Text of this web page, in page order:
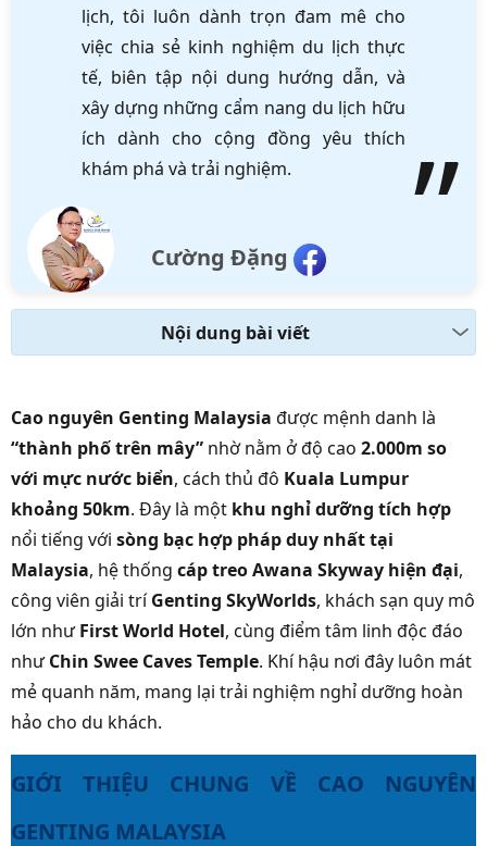
lịch, tôi luôn dành trọn đam mê cho
việc chia sẻ kinh nghiệm du lịch thực
tế, biên tập nội dung hướng dẫn, và
xây dựng những cẩm nang du lịch hữu
ích dành cho cộng đồng yêu thích
khám phá và trải nghiệm.
Cường Đặng
Nội dung bài viết
Cao nguyên Genting Malaysia được mệnh danh là
“thành phố trên mây” nhờ nằm ở độ cao 2.000m so
với mực nước biển, cách thủ đô Kuala Lumpur
khoảng 50km. Đây là một khu nghỉ dưỡng tích hợp
nổi tiếng với sòng bạc hợp pháp duy nhất tại
Malaysia, hệ thống cáp treo Awana Skyway hiện đại,
công viên giải tríGenting SkyWorlds, khách sạn quy mô
lớn nhưFirst World Hotel, cùng điểm tâm linh độc đáo
nhưChin Swee Caves Temple. Khí hậu nơi đây luôn mát
mẻ quanh năm, mang lại trải nghiệm nghỉ dưỡng hoàn
hảo cho du khách.
GIỚI THIỆU CHUNG VỀ CAO NGUYÊN
GENTING MALAYSIA